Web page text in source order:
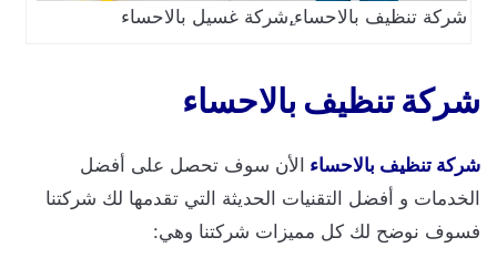
شركة تنظيف بالاحساء,ِشركة غسيل بالاحساء
شركة تنظيف بالاحساء
شركة تنظيف بالاحساء الأن سوف تحصل على أفضل
الخدمات و أفضل التقنيات الحديثة التي تقدمها لك شركتنا
فسوف نوضح لك كل مميزات شركتنا وهي: